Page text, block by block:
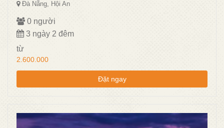
Đà Nẵng, Hội An
0 người
3 ngày 2 đêm
từ
2.600.000
Đặt ngay